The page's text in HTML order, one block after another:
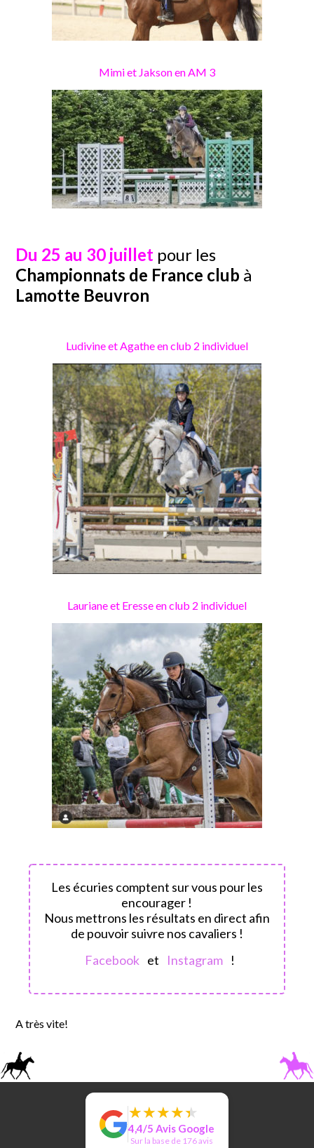
Mimi et Jakson en AM 3
Du 25 au 30 juillet pour les
Championnats de France club à
Lamotte Beuvron
Ludivine et Agathe en club 2 individuel
Lauriane et Eresse en club 2 individuel
Les écuries comptent sur vous pour les
encourager !
Nous mettrons les résultats en direct afin
de pouvoir suivre nos cavaliers !
Facebook et Instagram !
A très vite!
★
★★
★★
★★
★★
★
4,4/5 Avis Google
Sur la base de 176 avis